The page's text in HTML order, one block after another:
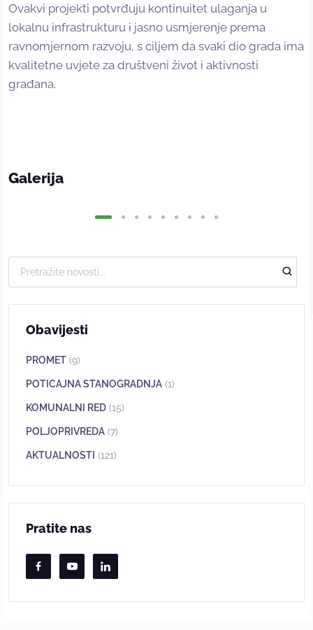
Ovakvi projekti potvrđuju kontinuitet ulaganja u
lokalnu infrastrukturu i jasno usmjerenje prema
ravnomjernom razvoju, s ciljem da svaki dio grada ima
kvalitetne uvjete za društveni život i aktivnosti
građana.
Galerija
Obavijesti
PROMET (9)
POTICAJNA STANOGRADNJA (1)
KOMUNALNI RED (15)
POLJOPRIVREDA (7)
AKTUALNOSTI (121)
Pratite nas